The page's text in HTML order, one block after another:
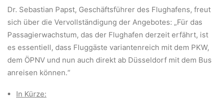
Dr. Sebastian Papst, Geschäftsführer des Flughafens, freut
sich über die Vervollständigung der Angebotes: „Für das
Passagierwachstum, das der Flughafen derzeit erfährt, ist
es essentiell, dass Fluggäste variantenreich mit dem PKW,
dem ÖPNV und nun auch direkt ab Düsseldorf mit dem Bus
anreisen können.“
In Kürze: